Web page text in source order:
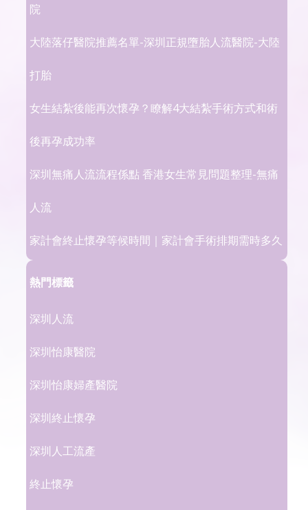
院
大陸落仔醫院推薦名單-深圳正規墮胎人流醫院-大陸
打胎
女生結紮後能再次懷孕？瞭解4大結紮手術方式和術
後再孕成功率
深圳無痛人流流程係點 香港女生常見問題整理-無痛
人流
家計會終止懷孕等候時間｜家計會手術排期需時多久
熱門標籤
深圳人流
深圳怡康醫院
深圳怡康婦產醫院
深圳終止懷孕
深圳人工流產
終止懷孕